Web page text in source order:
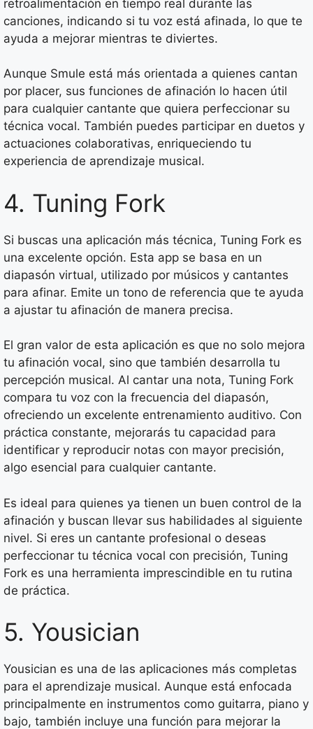
retroalimentación en tiempo real durante las
canciones, indicando si tu voz está afinada, lo que te
ayuda a mejorar mientras te diviertes.
Aunque Smule está más orientada a quienes cantan
por placer, sus funciones de afinación lo hacen útil
para cualquier cantante que quiera perfeccionar su
técnica vocal. También puedes participar en duetos y
actuaciones colaborativas, enriqueciendo tu
experiencia de aprendizaje musical.
4. Tuning Fork
Si buscas una aplicación más técnica, Tuning Fork es
una excelente opción. Esta app se basa en un
diapasón virtual, utilizado por músicos y cantantes
para afinar. Emite un tono de referencia que te ayuda
a ajustar tu afinación de manera precisa.
El gran valor de esta aplicación es que no solo mejora
tu afinación vocal, sino que también desarrolla tu
percepción musical. Al cantar una nota, Tuning Fork
compara tu voz con la frecuencia del diapasón,
ofreciendo un excelente entrenamiento auditivo. Con
práctica constante, mejorarás tu capacidad para
identificar y reproducir notas con mayor precisión,
algo esencial para cualquier cantante.
Es ideal para quienes ya tienen un buen control de la
afinación y buscan llevar sus habilidades al siguiente
nivel. Si eres un cantante profesional o deseas
perfeccionar tu técnica vocal con precisión, Tuning
Fork es una herramienta imprescindible en tu rutina
de práctica.
5. Yousician
Yousician es una de las aplicaciones más completas
para el aprendizaje musical. Aunque está enfocada
principalmente en instrumentos como guitarra, piano y
bajo, también incluye una función para mejorar la